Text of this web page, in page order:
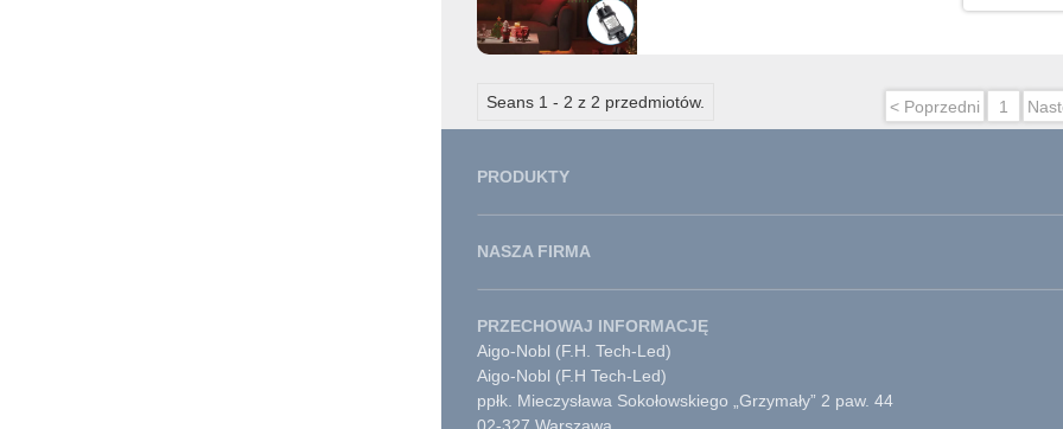
Seans 1 - 2 z 2 przedmiotów. < Poprzedni 1
PRODUKTY
NASZA FIRMA
PRZECHOWAJ INFORMACJĘ
Aigo-Nobl (F.H. Tech-Led)
Aigo-Nobl (F.H Tech-Led)
ppłk. Mieczysława Sokołowskiego „Grzymały” 2 paw. 44